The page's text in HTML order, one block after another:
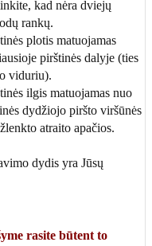
kad nėra dviejų
rankų.
plotis matuojamas
pirštinės dalyje (ties
viduriu).
ilgis matuojamas nuo
dydžiojo piršto viršūnės
atraito apačios.
dydis yra Jūsų
rasite būtent to